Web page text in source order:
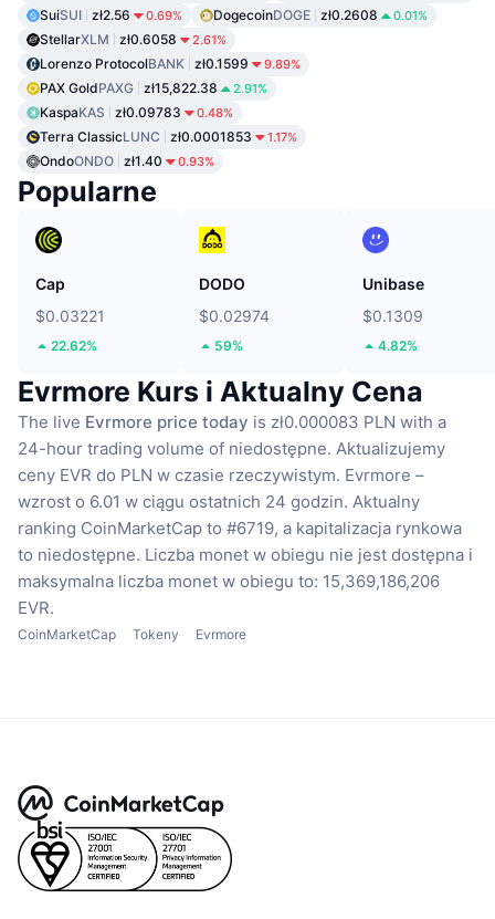
SuiSUI zł2.56 0.69% DogecoinDOGE zł0.2608 0.01%
StellarXLM zł0.6058 2.61%
Lorenzo ProtocolBANK zł0.1599 9.89%
PAX GoldPAXG zł15,822.38 2.91%
KaspaKAS zł0.09783 0.48%
Terra ClassicLUNC zł0.0001853 1.17%
OndoONDO zł1.40 0.93%
Popularne
Cap
$0.03221
22.62%
DODO
$0.02974
59%
Unibase
$0.1309
4.82%
Evrmore Kurs i Aktualny Cena
The live Evrmore price today is zł0.000083 PLN with a
24-hour trading volume of niedostępne. Aktualizujemy
ceny EVR do PLN w czasie rzeczywistym. Evrmore –
wzrost o 6.01 w ciągu ostatnich 24 godzin. Aktualny
ranking CoinMarketCap to #6719, a kapitalizacja rynkowa
to niedostępne. Liczba monet w obiegu nie jest dostępna i
maksymalna liczba monet w obiegu to: 15,369,186,206
EVR.
CoinMarketCap Tokeny Evrmore